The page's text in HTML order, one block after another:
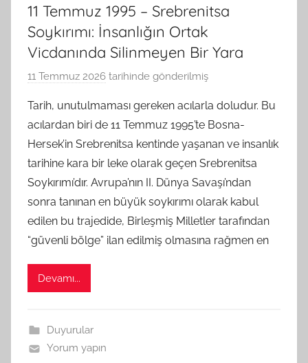
11 Temmuz 1995 – Srebrenitsa
Soykırımı: İnsanlığın Ortak
Vicdanında Silinmeyen Bir Yara
11 Temmuz 2026 tarihinde gönderilmiş
S
A
M
t
a
r
a
f
Tarih, unutulmaması gereken acılarla doludur. Bu
acılardan biri de 11 Temmuz 1995’te Bosna-
Hersek’in Srebrenitsa kentinde yaşanan ve insanlık
tarihine kara bir leke olarak geçen Srebrenitsa
Soykırımı’dır. Avrupa’nın II. Dünya Savaşı’ndan
sonra tanınan en büyük soykırımı olarak kabul
edilen bu trajedide, Birleşmiş Milletler tarafından
“güvenli bölge” ilan edilmiş olmasına rağmen en
Devamı...
Duyurular
Yorum yapın